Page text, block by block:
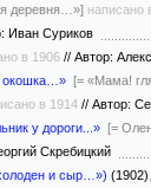
деревня…»] написано
Иван Суриков
в 1906 // Автор:
окошка…» [= «Мама!
в 1914 // Автор:
у дороги...» [=
Скребицкий
и сыр…») (1902)